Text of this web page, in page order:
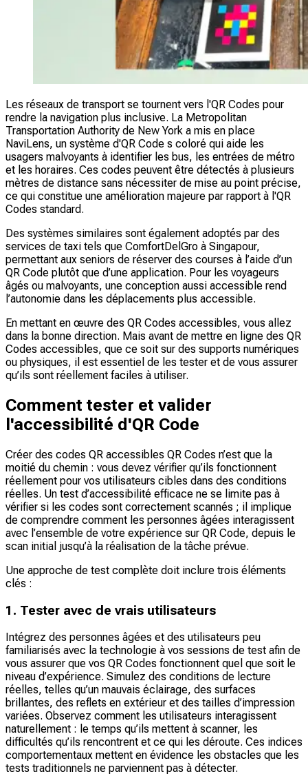
Les réseaux de transport se tournent vers l'QR Codes pour
rendre la navigation plus inclusive. La Metropolitan
Transportation Authority de New York a mis en place
NaviLens, un système d'QR Code s coloré qui aide les
usagers malvoyants à identifier les bus, les entrées de métro
et les horaires. Ces codes peuvent être détectés à plusieurs
mètres de distance sans nécessiter de mise au point précise,
ce qui constitue une amélioration majeure par rapport à l'QR
Codes standard.
Des systèmes similaires sont également adoptés par des
services de taxi tels que ComfortDelGro à Singapour,
permettant aux seniors de réserver des courses à l’aide d’un
QR Code plutôt que d’une application. Pour les voyageurs
âgés ou malvoyants, une conception aussi accessible rend
l’autonomie dans les déplacements plus accessible.
En mettant en œuvre des QR Codes accessibles, vous allez
dans la bonne direction. Mais avant de mettre en ligne des QR
Codes accessibles, que ce soit sur des supports numériques
ou physiques, il est essentiel de les tester et de vous assurer
qu’ils sont réellement faciles à utiliser.
Comment tester et valider
l'accessibilité d'QR Code
Créer des codes QR accessibles QR Codes n’est que la
moitié du chemin : vous devez vérifier qu’ils fonctionnent
réellement pour vos utilisateurs cibles dans des conditions
réelles. Un test d’accessibilité efficace ne se limite pas à
vérifier si les codes sont correctement scannés ; il implique
de comprendre comment les personnes âgées interagissent
avec l’ensemble de votre expérience sur QR Code, depuis le
scan initial jusqu’à la réalisation de la tâche prévue.
Une approche de test complète doit inclure trois éléments
clés :
1. Tester avec de vrais utilisateurs
Intégrez des personnes âgées et des utilisateurs peu
familiarisés avec la technologie à vos sessions de test afin de
vous assurer que vos QR Codes fonctionnent quel que soit le
niveau d’expérience. Simulez des conditions de lecture
réelles, telles qu’un mauvais éclairage, des surfaces
brillantes, des reflets en extérieur et des tailles d’impression
variées. Observez comment les utilisateurs interagissent
naturellement : le temps qu’ils mettent à scanner, les
difficultés qu’ils rencontrent et ce qui les déroute. Ces indices
comportementaux mettent en évidence les obstacles que les
tests traditionnels ne parviennent pas à détecter.​